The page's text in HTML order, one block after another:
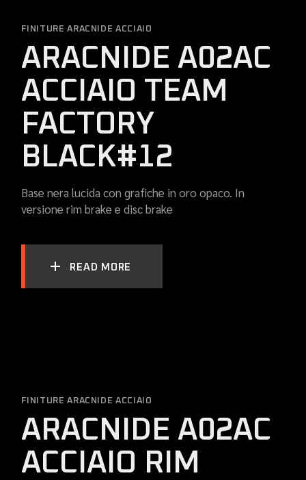
FINITURE ARACNIDE ACCIAIO
ARACNIDE A02AC
ACCIAIO TEAM
FACTORY
BLACK#12
Base nera lucida con grafiche in oro opaco. In
versione rim brake e disc brake
READ MORE
FINITURE ARACNIDE ACCIAIO
ARACNIDE A02AC
ACCIAIO RIM